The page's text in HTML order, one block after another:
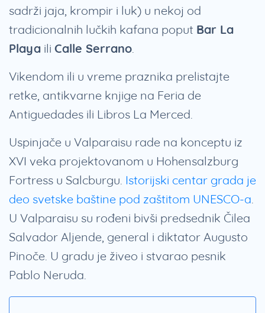
sadrži jaja, krompir i luk) u nekoj od
tradicionalnih lučkih kafana poput Bar La
Playa ili Calle Serrano.
Vikendom ili u vreme praznika prelistajte
retke, antikvarne knjige na Feria de
Antiguedades ili Libros La Merced.
Uspinjače u Valparaisu rade na konceptu iz
XVI veka projektovanom u Hohensalzburg
Fortress u Salcburgu. Istorijski centar grada je
deo svetske baštine pod zaštitom UNESCO-a.
U Valparaisu su rođeni bivši predsednik Čilea
Salvador Aljende, general i diktator Augusto
Pinoče. U gradu je živeo i stvarao pesnik
Pablo Neruda.